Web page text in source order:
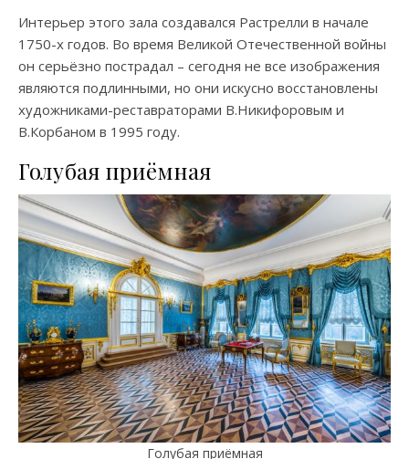
Интерьер этого зала создавался Растрелли в начале
1750-х годов. Во время Великой Отечественной войны
он серьёзно пострадал – сегодня не все изображения
являются подлинными, но они искусно восстановлены
художниками-реставраторами В.Никифоровым и
В.Корбаном в 1995 году.
Голубая приёмная
Голубая приёмная